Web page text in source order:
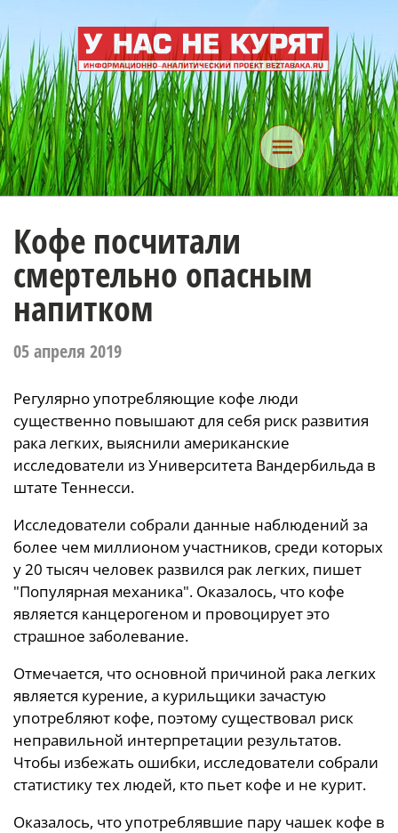
Кофе посчитали
смертельно опасным
напитком
05 апреля 2019
Регулярно употребляющие кофе люди
существенно повышают для себя риск развития
рака легких, выяснили американские
исследователи из Университета Вандербильда в
штате Теннесси.
Исследователи собрали данные наблюдений за
более чем миллионом участников, среди которых
у 20 тысяч человек развился рак легких, пишет
"Популярная механика". Оказалось, что кофе
является канцерогеном и провоцирует это
страшное заболевание.
Отмечается, что основной причиной рака легких
является курение, а курильщики зачастую
употребляют кофе, поэтому существовал риск
неправильной интерпретации результатов.
Чтобы избежать ошибки, исследователи собрали
статистику тех людей, кто пьет кофе и не курит.
Оказалось, что употреблявшие пару чашек кофе в